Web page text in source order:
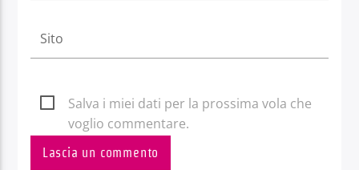
Salva i miei dati per la prossima vola che
voglio commentare.